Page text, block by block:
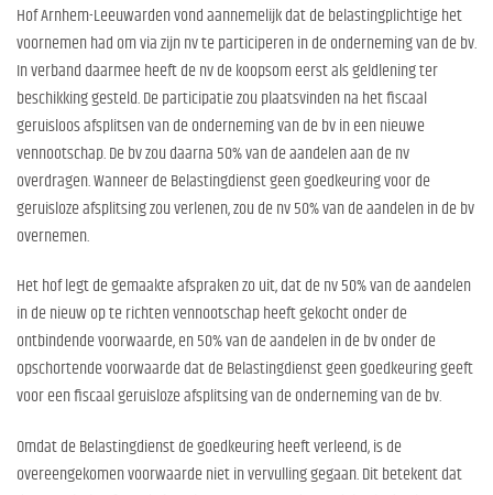
Hof Arnhem-Leeuwarden vond aannemelijk dat de belastingplichtige het
voornemen had om via zijn nv te participeren in de onderneming van de bv.
In verband daarmee heeft de nv de koopsom eerst als geldlening ter
beschikking gesteld. De participatie zou plaatsvinden na het fiscaal
geruisloos afsplitsen van de onderneming van de bv in een nieuwe
vennootschap. De bv zou daarna 50% van de aandelen aan de nv
overdragen. Wanneer de Belastingdienst geen goedkeuring voor de
geruisloze afsplitsing zou verlenen, zou de nv 50% van de aandelen in de bv
overnemen.
Het hof legt de gemaakte afspraken zo uit, dat de nv 50% van de aandelen
in de nieuw op te richten vennootschap heeft gekocht onder de
ontbindende voorwaarde, en 50% van de aandelen in de bv onder de
opschortende voorwaarde dat de Belastingdienst geen goedkeuring geeft
voor een fiscaal geruisloze afsplitsing van de onderneming van de bv.
Omdat de Belastingdienst de goedkeuring heeft verleend, is de
overeengekomen voorwaarde niet in vervulling gegaan. Dit betekent dat